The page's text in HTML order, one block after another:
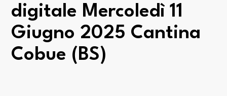
digitale Mercoledì 11
Giugno 2025 Cantina
Cobue (BS)